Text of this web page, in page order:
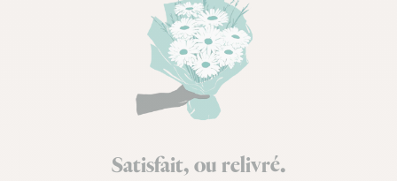
Satisfait, ou relivré.